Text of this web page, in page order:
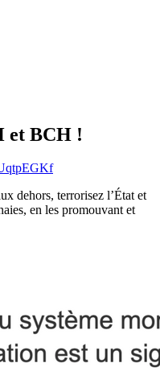
et BCH !
dehors, terrorisez l’État et
en les promouvant et